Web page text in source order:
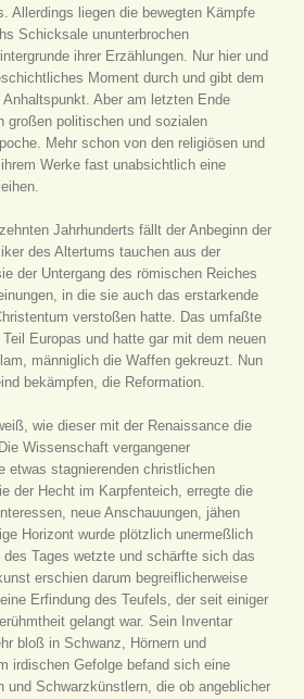
Allerdings liegen die bewegten Kämpfe
Schicksale ununterbrochen
ihrer Erzählungen. Nur hier und
Moment durch und gibt dem
Anhaltspunkt. Aber am letzten Ende
großen politischen und sozialen
Mehr schon von den religiösen und
Werke fast unabsichtlich eine
Jahrhunderts fällt der Anbeginn der
des Altertums tauchen aus der
der Untergang des römischen Reiches
in die sie auch das erstarkende
verstoßen hatte. Das umfaßte
Europas und hatte gar mit dem neuen
männiglich die Waffen gekreuzt. Nun
bekämpfen, die Reformation.
wie dieser mit der Renaissance die
Wissenschaft vergangener
etwas stagnierenden christlichen
der Hecht im Karpfenteich, erregte die
neue Anschauungen, jähen
Horizont wurde plötzlich unermeßlich
Tages wetzte und schärfte sich das
erschien darum begreiflicherweise
Erfindung des Teufels, der seit einiger
gelangt war. Sein Inventar
bloß in Schwanz, Hörnern und
irdischen Gefolge befand sich eine
und Schwarzkünstlern, die ob angeblicher